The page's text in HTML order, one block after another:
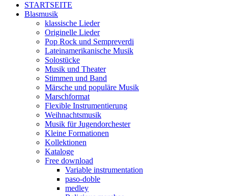
STARTSEITE
Blasmusik
klassische Lieder
Originelle Lieder
Pop Rock und Sempreverdi
Lateinamerikanische Musik
Solostücke
Musik und Theater
Stimmen und Band
Märsche und populäre Musik
Marschformat
Flexible Instrumentierung
Weihnachtsmusik
Musik für Jugendorchester
Kleine Formationen
Kollektionen
Kataloge
Free download
Variable instrumentation
paso-doble
medley